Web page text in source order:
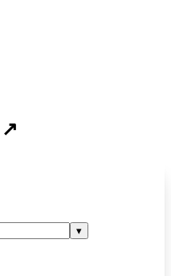
↗
▾